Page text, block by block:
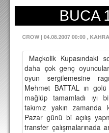
FİKSTÜR
KADRO
A TAKIM KADROSU
TEKNİK KADRO
TRANSFERLER
TARAFTAR
BİLETLER
BUCA
CROW | 04.08.2007 00:00 ,
Maçkolik Kupasındaki
daha çok genç
oyun sergilemesine
Mehmet BATTAL ın
mağlüp tamamladı ıyı
takımız yakın
Pazar günü bi açılış
transfer çalışmalarınada